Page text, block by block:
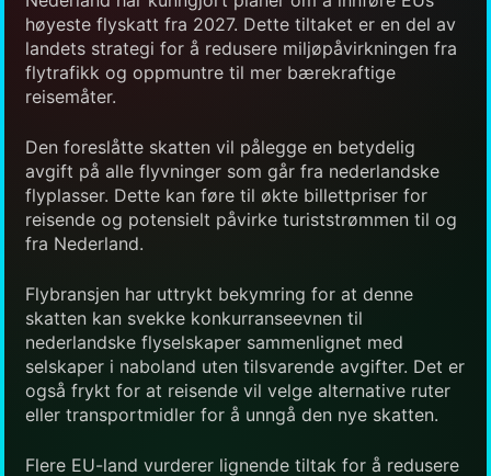
høyeste flyskatt fra 2027. Dette tiltaket er en del av
landets strategi for å redusere miljøpåvirkningen fra
flytrafikk og oppmuntre til mer bærekraftige
reisemåter.
Den foreslåtte skatten vil pålegge en betydelig
avgift på alle flyvninger som går fra nederlandske
flyplasser. Dette kan føre til økte billettpriser for
reisende og potensielt påvirke turiststrømmen til og
fra Nederland.
Flybransjen har uttrykt bekymring for at denne
skatten kan svekke konkurranseevnen til
nederlandske flyselskaper sammenlignet med
selskaper i naboland uten tilsvarende avgifter. Det er
også frykt for at reisende vil velge alternative ruter
eller transportmidler for å unngå den nye skatten.
Flere EU-land vurderer lignende tiltak for å redusere